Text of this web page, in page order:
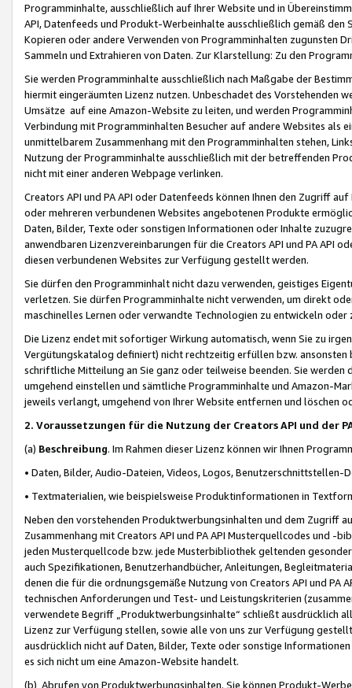
Programminhalte, ausschließlich auf Ihrer Website und in
API, Datenfeeds und Produkt-Werbeinhalte ausschließlich gemäß
Kopieren oder andere Verwenden von Programminhalten zugunsten
Sammeln und Extrahieren von Daten. Zur Klarstellung: Zu den
Sie werden Programminhalte ausschließlich nach Maßgabe der
hiermit eingeräumten Lizenz nutzen. Unbeschadet des Vorstehenden
Umsätze auf eine Amazon-Website zu leiten, und werden
Verbindung mit Programminhalten Besucher auf andere Websites als
unmittelbarem Zusammenhang mit den Programminhalten stehen,
Nutzung der Programminhalte ausschließlich mit der betreffenden
nicht mit einer anderen Webpage verlinken.
Creators API und PA API oder Datenfeeds können Ihnen den Zugriff
oder mehreren verbundenen Websites angebotenen Produkte
Daten, Bilder, Texte oder sonstigen Informationen oder Inhalte
anwendbaren Lizenzvereinbarungen für die Creators API und PA API
diesen verbundenen Websites zur Verfügung gestellt werden.
Sie dürfen den Programminhalt nicht dazu verwenden, geistiges
verletzen. Sie dürfen Programminhalte nicht verwenden, um direkt
maschinelles Lernen oder verwandte Technologien zu entwickeln
Die Lizenz endet mit sofortiger Wirkung automatisch, wenn Sie zu
Vergütungskatalog definiert) nicht rechtzeitig erfüllen bzw. ansonsten
schriftliche Mitteilung an Sie ganz oder teilweise beenden. Sie werden
umgehend einstellen und sämtliche Programminhalte und Amazon-
jeweils verlangt, umgehend von Ihrer Website entfernen und löschen
2. Voraussetzungen für die Nutzung der Creators API und der
(a) Beschreibung. Im Rahmen dieser Lizenz können wir Ihnen
• Daten, Bilder, Audio-Dateien, Videos, Logos, Benutzerschnittstellen-
• Textmaterialien, wie beispielsweise Produktinformationen in
Neben den vorstehenden Produktwerbungsinhalten und dem Zugriff
Zusammenhang mit Creators API und PA API Musterquellcodes und
jeden Musterquellcode bzw. jede Musterbibliothek geltenden
auch Spezifikationen, Benutzerhandbücher, Anleitungen,
denen die für die ordnungsgemäße Nutzung von Creators API und PA
technischen Anforderungen und Test- und Leistungskriterien
verwendete Begriff „Produktwerbungsinhalte“ schließt ausdrücklich
Lizenz zur Verfügung stellen, sowie alle von uns zur Verfügung
ausdrücklich nicht auf Daten, Bilder, Texte oder sonstige
es sich nicht um eine Amazon-Website handelt.
(b) Abrufen von Produktwerbungsinhalten. Sie können Produkt-